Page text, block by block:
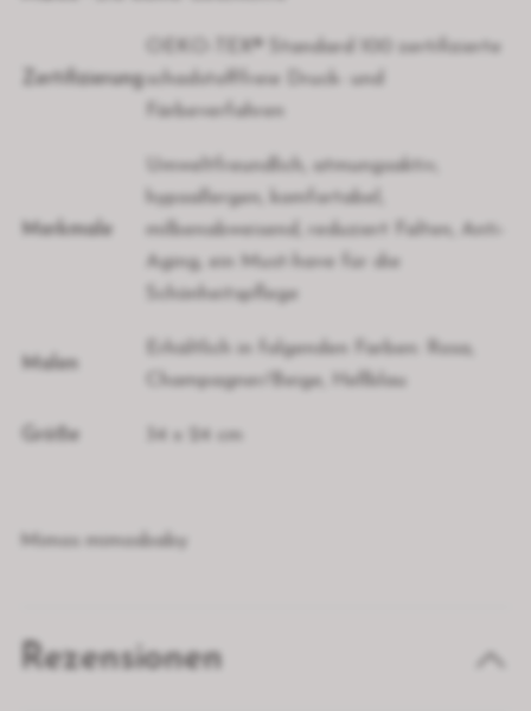
Zertifizierung
OEKO-TEX® Standard 100 zertifizierte
schadstofffreie Druck- und
Färbeverfahren
Merkmale
Umweltfreundlich, atmungsaktiv,
hypoallergen, komfortabel,
milbenabweisend, reduziert Falten, Anti-
Aging, ein Must-have für die
Schönheitspflege
Malen
Erhältlich in folgenden Farben: Rosa,
Champagner/Beige, Hellblau
Größe 34 x 24 cm
Mimos mimosbaby
Rezensionen